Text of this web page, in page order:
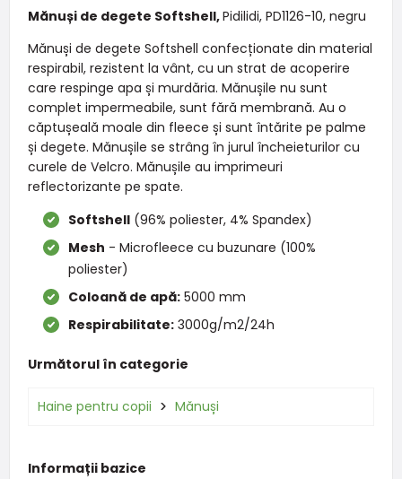
Mănuși de degete Softshell,Pidilidi, PD1126-10, negru
Mănuși de degete Softshell confecționate din material
respirabil, rezistent la vânt, cu un strat de acoperire
care respinge apa și murdăria. Mănușile nu sunt
complet impermeabile, sunt fără membrană. Au o
căptușeală moale din fleece și sunt întărite pe palme
și degete. Mănușile se strâng în jurul încheieturilor cu
curele de Velcro. Mănușile au imprimeuri
reflectorizante pe spate.
Softshell (96% poliester, 4% Spandex)
Mesh - Microfleece cu buzunare (100%
poliester)
Coloană de apă: 5000 mm
Respirabilitate: 3000g/m2/24h
Următorul în categorie
Haine pentru copii Mănuși
Informații bazice